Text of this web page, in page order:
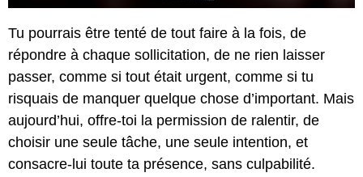
Tu pourrais être tenté de tout faire à la fois, de
répondre à chaque sollicitation, de ne rien laisser
passer, comme si tout était urgent, comme si tu
risquais de manquer quelque chose d’important. Mais
aujourd’hui, offre-toi la permission de ralentir, de
choisir une seule tâche, une seule intention, et
consacre-lui toute ta présence, sans culpabilité.